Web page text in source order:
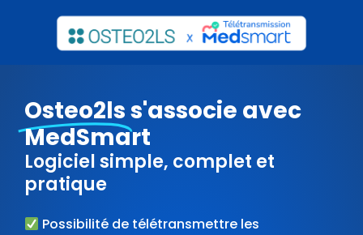
Osteo2lss'associe avec
MedSmart
Logiciel simple, complet et
pratique
Possibilité de télétransmettre les